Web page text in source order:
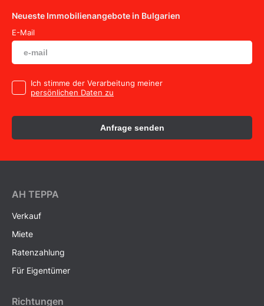
Neueste Immobilienangebote in Bulgarien
E-Mail
Ich stimme der Verarbeitung meiner
persönlichen Daten zu
Anfrage senden
AH ТEPPA
Verkauf
Miete
Ratenzahlung
Für Eigentümer
Richtungen